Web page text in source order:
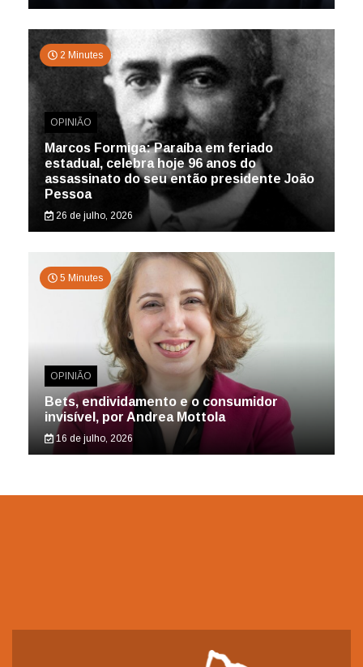
2 Minutes
OPINIÃO
Marcos Formiga: Paraíba em feriado
estadual, celebra hoje 96 anos do
assassinato do seu então presidente João
Pessoa
26 de julho, 2026
5 Minutes
OPINIÃO
Bets, endividamento e o consumidor
invisível, por Andrea Mottola
16 de julho, 2026